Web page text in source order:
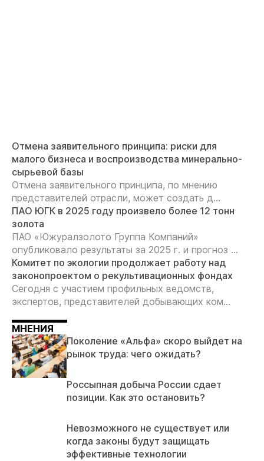
Отмена заявительного принципа: риски для
малого бизнеса и воспроизводства минерально-
сырьевой базы
Отмена заявительного принципа, по мнению
представителей отрасли, может создать д...
ПАО ЮГК в 2025 году произвело более 12 тонн
золота
ПАО «Южуралзолото Группа Компаний»
опубликовало результаты за 2025 г. и прогноз ...
Комитет по экологии продолжает работу над
законопроектом о рекультивационных фондах
Сегодня с участием профильных ведомств,
экспертов, представителей добывающих ком...
МНЕНИЯ
Поколение «Альфа» скоро выйдет на
рынок труда: чего ожидать?
Россыпная добыча России сдает
позиции. Как это остановить?
Невозможного не существует или
когда законы будут защищать
эффективные технологии